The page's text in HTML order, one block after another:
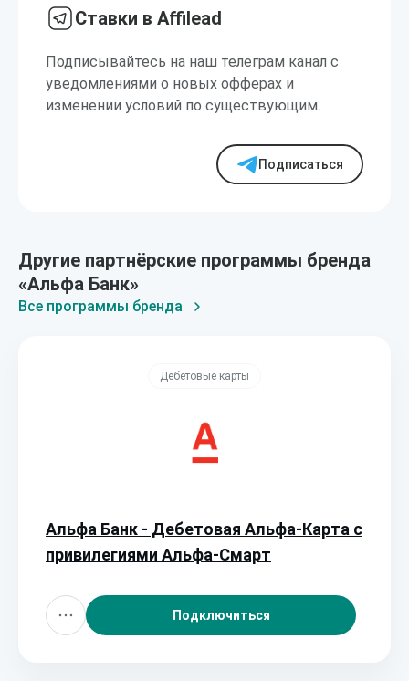
Ставки в Affilead
Подписывайтесь на наш телеграм канал с
уведомлениями о новых офферах и
изменении условий по существующим.
Подписаться
Другие партнёрские программы бренда
«Альфа Банк»
Все программы бренда
Дебетовые карты
Альфа Банк - Дебетовая Альфа‑Карта с
привилегиями Альфа‑Смарт
Подключиться